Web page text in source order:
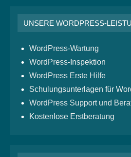
UNSERE WORDPRESS-
WordPress-Wartung
WordPress-Inspektion
WordPress Erste Hilfe
Schulungsunterlagen für
WordPress Support und
Kostenlose Erstberatung